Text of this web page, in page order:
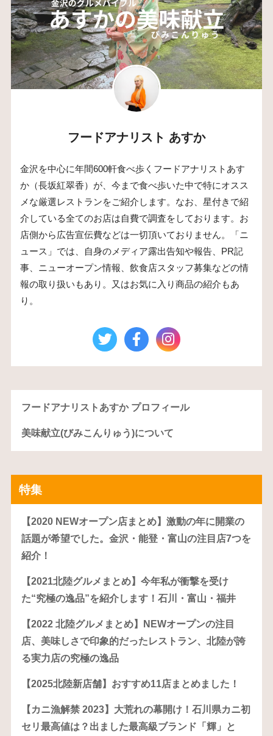
フードアナリスト あすか
金沢を中心に年間600軒食べ歩くフードアナリストあす
か（長坂紅翠香）が、今まで食べ歩いた中で特にオスス
メな厳選レストランをご紹介します。なお、星付きで紹
介している全てのお店は自費で調査をしております。お
店側から広告宣伝費などは一切頂いておりません。「ニ
ュース」では、自身のメディア露出告知や報告、PR記
事、ニューオープン情報、飲食店スタッフ募集などの情
報の取り扱いもあり。又はお気に入り商品の紹介もあ
り。
フードアナリストあすか プロフィール
美味献立(びみこんりゅう)について
特集
【2020 NEWオープン店まとめ】激動の年に開業の
話題が希望でした。金沢・能登・富山の注目店7つを
紹介！
【2021北陸グルメまとめ】今年私が衝撃を受け
た“究極の逸品”を紹介します！石川・富山・福井
【2022 北陸グルメまとめ】NEWオープンの注目
店、美味しさで印象的だったレストラン、北陸が誇
る実力店の究極の逸品
【2025北陸新店舗】おすすめ11店まとめました！
【カニ漁解禁 2023】大荒れの幕開け！石川県カニ初
セリ最高値は？出ました最高級ブランド「輝」と